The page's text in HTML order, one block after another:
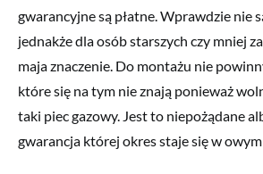
gwarancyjne są płatne. Wprawdzie nie
jednakże dla osób starszych czy mniej
maja znaczenie. Do montażu nie
które się na tym nie znają ponieważ
taki piec gazowy. Jest to niepożądane
gwarancja której okres staje się w